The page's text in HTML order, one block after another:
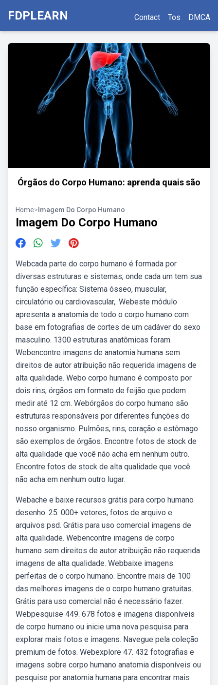
FDPLEARN Contact Tos DMCA
Órgãos do Corpo Humano: aprenda quais são
Home> Imagem Do Corpo Humano
Imagem Do Corpo Humano
Webcada parte do corpo humano é formada por
diversas estruturas e sistemas, onde cada um tem sua
função específica: Sistema ósseo, muscular,
circulatório ou cardiovascular,. Webeste módulo
apresenta a anatomia de todo o corpo humano com
base em fotografias de cortes de um cadáver do sexo
masculino. 1300 estruturas anatômicas foram.
Webencontre imagens de anatomia humana sem
direitos de autor atribuição não requerida imagens de
alta qualidade. Webo corpo humano é composto por
dois rins, órgãos em formato de feijão que podem
medir até 12 cm. Webórgãos do corpo humano são
estruturas responsáveis por diferentes funções do
nosso organismo. Pulmões, rins, coração e estômago
são exemplos de órgãos. Encontre fotos de stock de
alta qualidade que você não acha em nenhum outro.
Encontre fotos de stock de alta qualidade que você
não acha em nenhum outro lugar.
Webache e baixe recursos grátis para corpo humano
desenho. 25. 000+ vetores, fotos de arquivo e
arquivos psd. Grátis para uso comercial imagens de
alta qualidade. Webencontre imagens de corpo
humano sem direitos de autor atribuição não requerida
imagens de alta qualidade. Webbaixe imagens
perfeitas de o corpo humano. Encontre mais de 100
das melhores imagens de o corpo humano gratuitas.
Grátis para uso comercial não é necessário fazer.
Webpesquise 449. 678 fotos e imagens disponíveis
de corpo humano ou inicie uma nova pesquisa para
explorar mais fotos e imagens. Navegue pela coleção
premium de fotos. Webexplore 47. 432 fotografias e
imagens sobre corpo humano anatomia disponíveis ou
pesquise por anatomia humana para encontrar mais